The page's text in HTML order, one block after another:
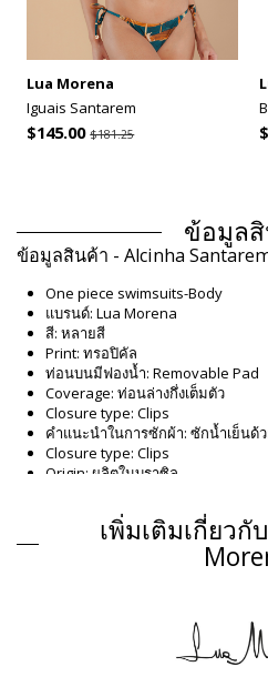
Lua Morena
Iguais Santarem
$145.00$181.25
ข้อมูล
ข้อมูลสินค้า - Alcinha
One piece swimsuits-Body
แบรนด์: Lua Morena
สี: หลายสี
Print: ทรอปิคัล
ท่อนบนมีฟองน้ำ: Removable Pad
Coverage: ท่อนล่างกึ่งเต็มตัว
Closure type: Clips
คำแนะนำในการซักผ้า: ซักน้ำเย็นด้
Closure type: Clips
Origin: ผลิตในบราซิล
Composition: 85%Polyamide,
ข้อมูลผ
แผนก: ผู้หญิง, One piece
รวมแพ็คเกจ: 1 x One piece
เพิ่มเติมเกี่ยว